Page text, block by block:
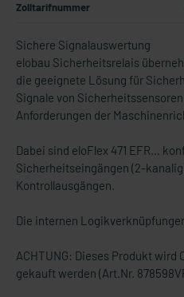
Zolltarifnummer
Sichere Signalauswertung
elobau Sicherheitsrelais
die geeignete Lösung für
Signale von
Anforderungen der
Dabei sind eloFlex 471 EFR…
Sicherheitseingängen (2-
Kontrollausgängen.
Die internen
ACHTUNG: Dieses Produkt
gekauft werden (Art.Nr.